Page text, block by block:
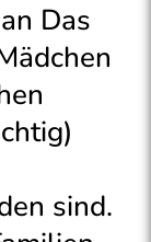
Das
sind.